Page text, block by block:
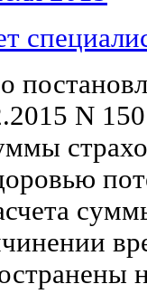
N